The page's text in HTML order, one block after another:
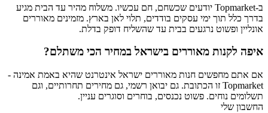
ב-Topmarket יודעים שכשחם, חם עכשיו. משלוח מהיר עד הבית מגיע
בדרך כלל תוך ימי עסקים בודדים, תלוי לאן בארץ. מזמינים מאוררים
אונליין ופשוט נרגעים בבית עד שהשליח דופק בדלת.
איפה לקנות מאוררים בישראל במחיר הכי משתלם?
אם אתם מחפשים חנות מאוררים ישראל אינטרנט שהיא באמת אמינה -
Topmarket זו הכתובת. גם יבואן רשמי, גם מחירים תחרותיים, וגם
תשלומים נוחים. פשוט נכנסים, בוחרים וסוגרים עניין.
החשבון שלי